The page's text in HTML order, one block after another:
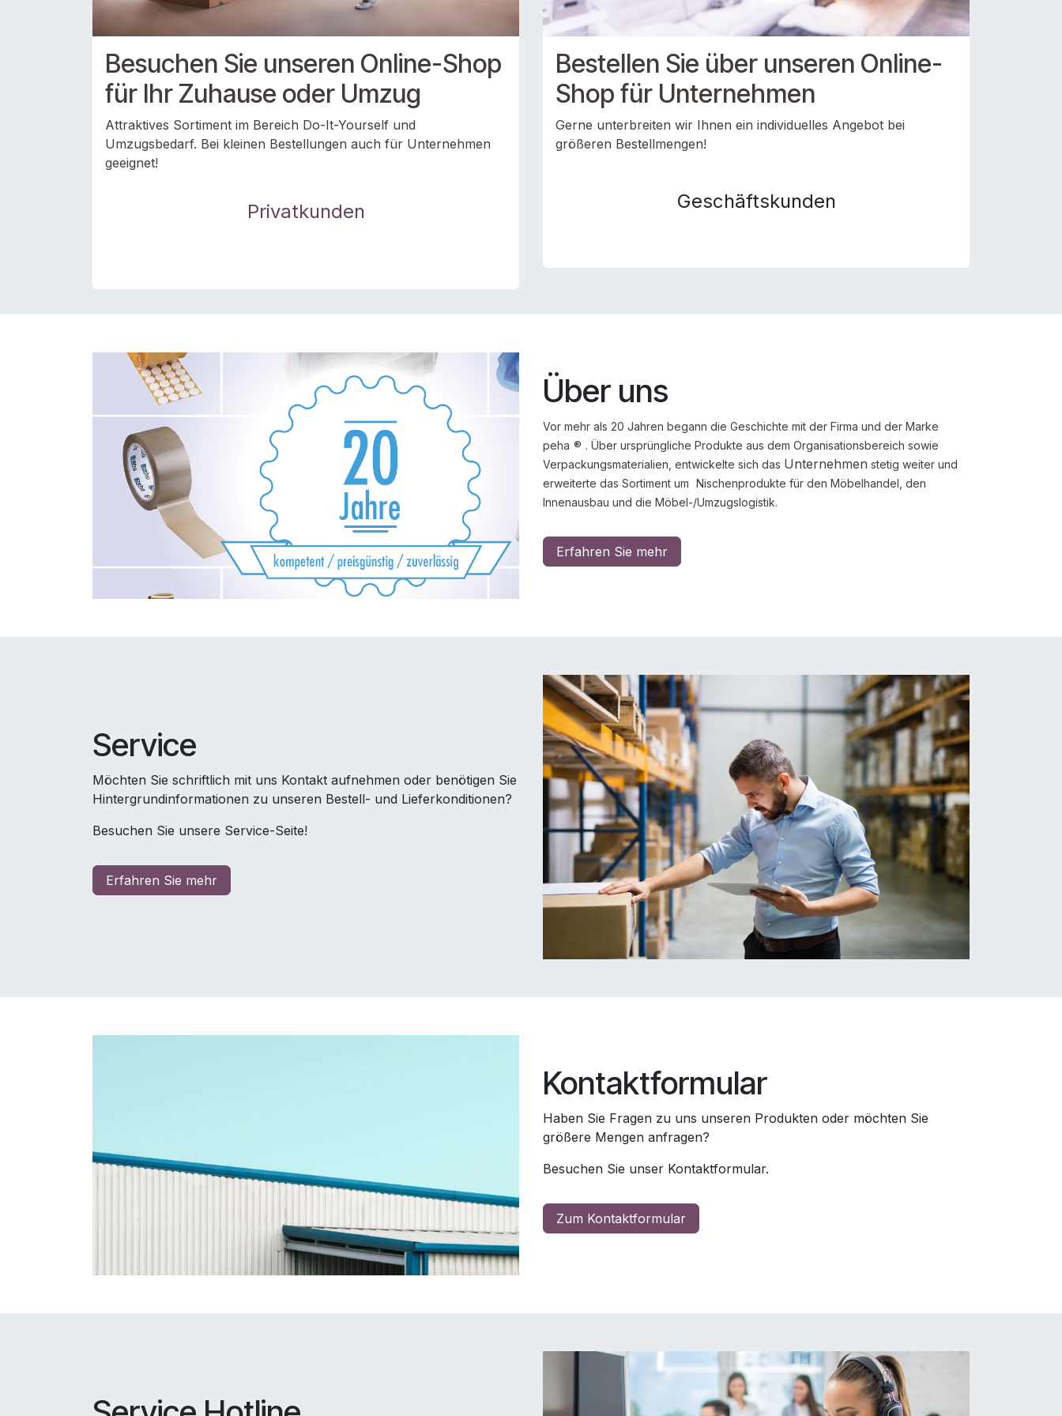
Besuchen Sie unseren Online-Shop
für Ihr Zuhause oder Umzug
Attraktives Sortiment im Bereich Do-It-Yourself und
Umzugsbedarf. Bei kleinen Bestellungen auch für Unternehmen
geeignet!
Privatkunden
Bestellen Sie über unseren Online-
Shop für Unternehmen
Gerne unterbreiten wir Ihnen ein individuelles Angebot bei
größeren Bestellmengen!
Geschäftskunden
Über uns
Vor mehr als 20 Jahren begann die Geschichte mit der Firma und der Marke
peha ® . Über ursprüngliche Produkte aus dem Organisationsbereich sowie
Verpackungsmaterialien, entwickelte sich das Unternehmen stetig weiter und
erweiterte das Sortiment um Nischenprodukte für den Möbelhandel, den
Innenausbau und die Möbel-/Umzugslogistik.
Erfahren Sie mehr
Service
Möchten Sie schriftlich mit uns Kontakt aufnehmen oder benötigen Sie
Hintergrundinformationen zu unseren Bestell- und Lieferkonditionen?
Besuchen Sie unsere Service-Seite!
Erfahren Sie mehr
Kontaktformular
Haben Sie Fragen zu uns unseren Produkten oder möchten Sie
größere Mengen anfragen?
Besuchen Sie unser Kontaktformular.
Zum Kontaktformular